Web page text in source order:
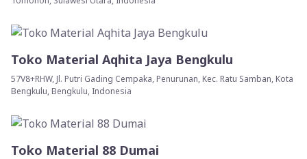
Toko Material Aqhita Jaya Bengkulu
57V8+RHW, Jl. Putri Gading Cempaka, Penurunan, Kec. Ratu Samban, Kota
Bengkulu, Bengkulu, Indonesia
Toko Material 88 Dumai